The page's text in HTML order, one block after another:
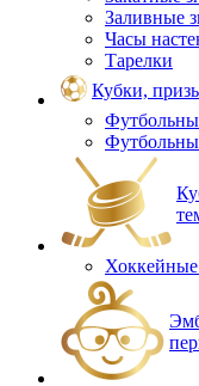
Заливные
Часы
Тарелки
Кубки,